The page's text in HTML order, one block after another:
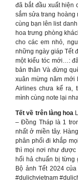
đã bắt đầu xuất hiện
sắm sửa trang hoàng
cùng bạn lên list
hoa trưng phòng
cho các em nhỏ,
những ngày giáp Tết
một kiểu tóc mới…:
bản thân Và đừng
xuân mừng năm mới
Airlines chưa kể ra,
mình cùng note lại
Tết về trên làng hoa
– Đồng Tháp là 1
nhất ở miền tây.
phân phối đi khắp
thì mọi nơi như được
hối hả chuẩn bị từng
Bộ ảnh Tết 2024
#dulichvietnam